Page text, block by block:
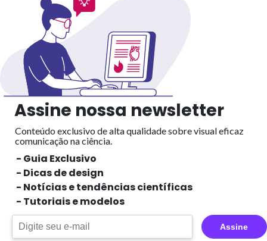
Assine nossa newsletter
Conteúdo exclusivo de alta qualidade sobre visual eficaz
comunicação na ciência.
- Guia Exclusivo
- Dicas de design
- Notícias e tendências científicas
- Tutoriais e modelos
Assine